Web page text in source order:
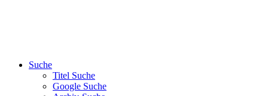
Suche
Titel Suche
Google Suche